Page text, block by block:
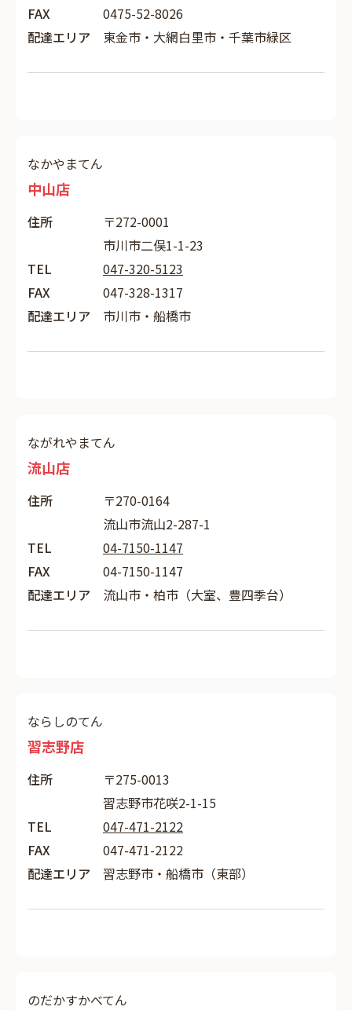
FAX
0475-52-8026
配達エリア
東金市・大網白里市・千葉市緑区
なかやまてん
中山店
住所
〒272-0001
市川市二俣1-1-23
TEL
047-320-5123
FAX
047-328-1317
配達エリア
市川市・船橋市
ながれやまてん
流山店
住所
〒270-0164
流山市流山2-287-1
TEL
04-7150-1147
FAX
04-7150-1147
配達エリア
流山市・柏市（大室、豊四季台）
ならしのてん
習志野店
住所
〒275-0013
習志野市花咲2-1-15
TEL
047-471-2122
FAX
047-471-2122
配達エリア
習志野市・船橋市（東部）
のだかすかべてん